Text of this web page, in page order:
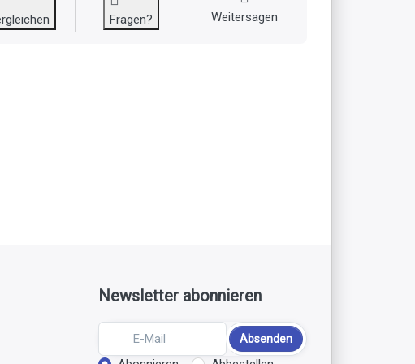
Fragen? Weitersagen
Newsletter abonnieren
Absenden